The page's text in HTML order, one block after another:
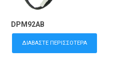
DPM92AB
ΔΙΑΒΆΣΤΕ ΠΕΡΙΣΣΌΤΕΡΑ